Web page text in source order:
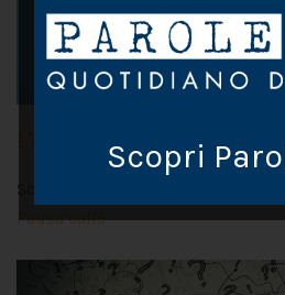
L’onda verde
Scritto da Chiara Lupi il
Pausa caffè
Scopri